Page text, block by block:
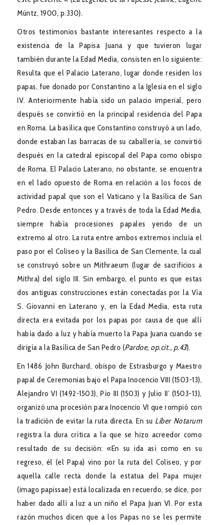
Müntz, 1900, p.330).
Otros testimonios bastante interesantes respecto a la
existencia de la Papisa Juana y que tuvieron lugar
también durante la Edad Media, consisten en lo siguiente:
Resulta que el Palacio Laterano, lugar donde residen los
papas, fue donado por Constantino a la Iglesia en el siglo
IV. Anteriormente había sido un palacio imperial, pero
después se convirtió en la principal residencia del Papa
en Roma. La basílica que Constantino construyó a un lado,
donde estaban las barracas de su caballería, se convirtió
después en la catedral episcopal del Papa como obispo
de Roma. El Palacio Laterano, no obstante, se encuentra
en el lado opuesto de Roma en relación a los focos de
actividad papal que son el Vaticano y la Basílica de San
Pedro. Desde entonces y a través de toda la Edad Media,
siempre había procesiones papales yendo de un
extremo al otro. La ruta entre ambos extremos incluía el
paso por el Coliseo y la Basílica de San Clemente, la cual
se construyó sobre un Mithraeum (lugar de sacrificios a
Mithra) del siglo III. Sin embargo, el punto es que estas
dos antiguas construcciones están conectadas por la Vía
S. Giovanni en Laterano y, en la Edad Media, esta ruta
directa era evitada por los papas por causa de que allí
había dado a luz y había muerto la Papa Juana cuando se
dirigía a la Basílica de San Pedro (Pardoe, op.cit., p.43).
En 1486 John Burchard, obispo de Estrasburgo y Maestro
papal de Ceremonias bajo el Papa Inocencio VIII (1503-13),
Alejandro VI (1492-1503), Pío III (1503) y Julio II’ (1503-13),
organizó una procesión para Inocencio VI que rompió con
la tradición de evitar la ruta directa. En su Líber Notarum
registra la dura crítica a la que se hizo acreedor como
resultado de su decisión: «En su ida así como en su
regreso, él (el Papa) vino por la ruta del Coliseo, y por
aquella calle recta donde la estatua del Papa mujer
(imago papissae) está localizada en recuerdo, se dice, por
haber dado allí a luz a un niño el Papa Juan VI. Por esta
razón muchos dicen que a los Papas no se les permite